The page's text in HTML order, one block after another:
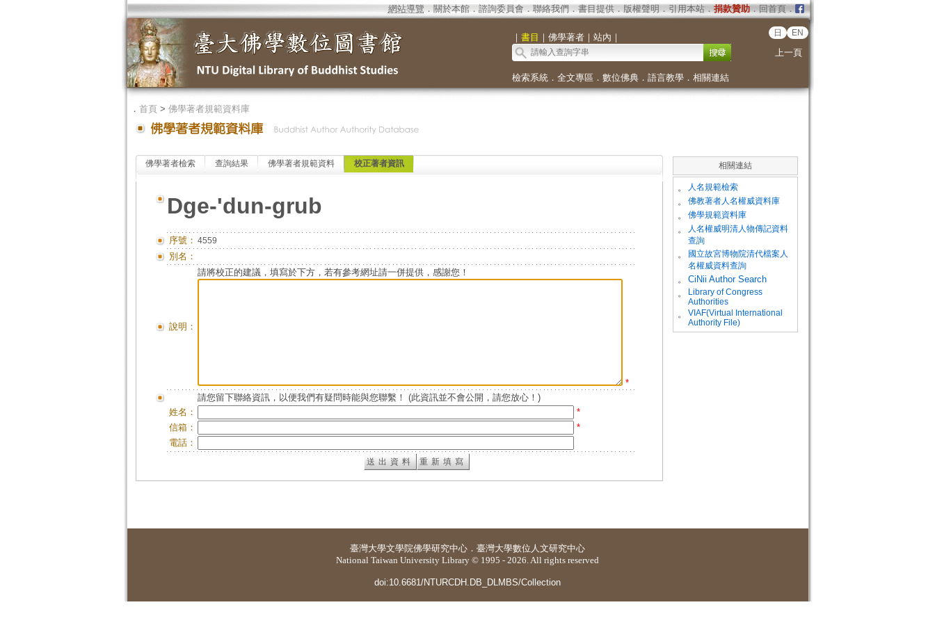
網站導覽 ． 關於本館． 諮詢委員會． 聯絡我們 ． 書目提供． 版權聲明 ． 引用本站． 捐款贊助．回首頁．
｜ 書目 ｜ 佛學著者｜ 站內 ｜ 日 EN
上一頁
檢索系統． 全文專區 ． 數位佛典． 語言教學． 相關連結
． 首頁> 佛學著者規範資料庫
佛學著者檢索 查詢結果 佛學著者規範資料 校正著者資訊
Dge-'dun-grub
序號： 4559
別名：
說明：
請將校正的建議，填寫於下方，若有參考網址請一併提供，感謝您！
*
請您留下聯絡資訊，以便我們有疑問時能與您聯繫！ (此資訊並不會公開，請您放心！)
姓名：
*
信箱：
*
電話：
相關連結
。 人名規範檢索
。 佛教著者人名權威資料庫
。 佛學規範資料庫
。
人名權威明清人物傳記資料
查詢
。
國立故宮博物院清代檔案人
名權威資料查詢
。
CiNii Author Search
。
Library of Congress
Authorities
。
VIAF(Virtual International
Authority File)
臺灣大學文學院佛學研究中心 ． 臺灣大學數位人文研究中心
National Taiwan University Library © 1995 - 2026. All rights reserved
doi:10.6681/NTURCDH.DB_DLMBS/Collection